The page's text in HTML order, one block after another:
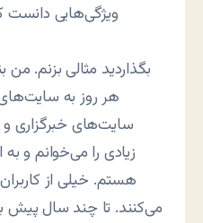
ویژگی‌هایی دانست
بگذاردید مثالی بزنم.
هر روز به
سایت‌های خبرگزاری
زیادی را می‌خوانم و
هستم. خیلی از
می‌کنند. تا چند سال پیش